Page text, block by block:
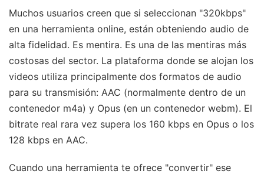
Muchos usuarios creen que si seleccionan "320kbps"
en una herramienta online, están obteniendo audio de
alta fidelidad. Es mentira. Es una de las mentiras más
costosas del sector. La plataforma donde se alojan los
videos utiliza principalmente dos formatos de audio
para su transmisión: AAC (normalmente dentro de un
contenedor m4a) y Opus (en un contenedor webm). El
bitrate real rara vez supera los 160 kbps en Opus o los
128 kbps en AAC.
Cuando una herramienta te ofrece "convertir" ese